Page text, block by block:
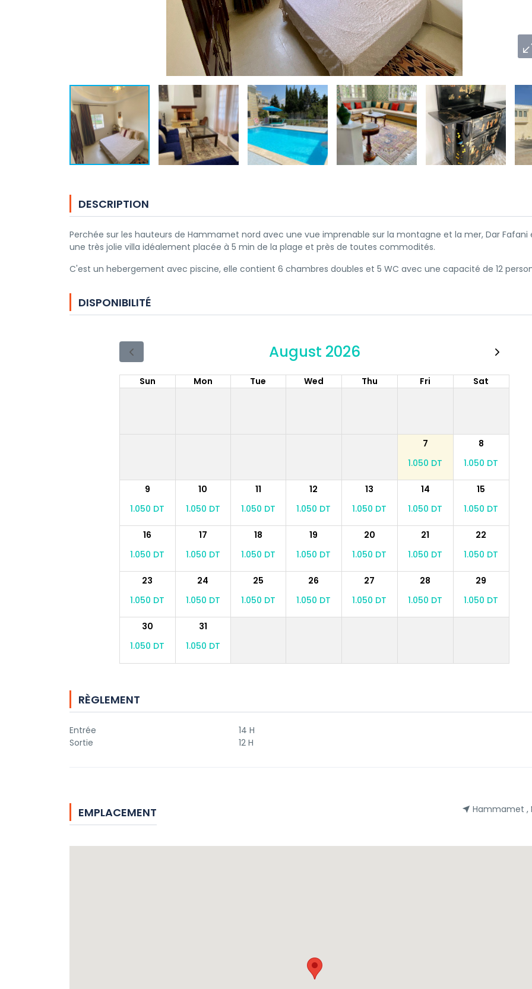
DESCRIPTION
Perchée sur les hauteurs de Hammamet nord avec une vue imprenable sur la montagne et la mer, Dar Fafani
une très jolie villa idéalement placée à 5 min de la plage et près de toutes commodités.
C'est un hebergement avec piscine, elle contient 6 chambres doubles et 5 WC avec une capacité de 12
DISPONIBILITÉ
August 2026
Sun Mon Tue Wed Thu Fri Sat
7
8
1.050 DT
1.050 DT
9 10 11 12 13 14
15
1.050 DT
1.050 DT 1.050 DT 1.050 DT 1.050 DT 1.050 DT 1.050 DT
16 17 18 19 20 21
22
1.050 DT
1.050 DT 1.050 DT 1.050 DT 1.050 DT 1.050 DT 1.050 DT
23 24 25 26 27 28
29
1.050 DT
1.050 DT 1.050 DT 1.050 DT 1.050 DT 1.050 DT 1.050 DT
30
31
1.050 DT
1.050 DT
RÈGLEMENT
Entrée
14 H
Sortie
12 H
EMPLACEMENT Hammamet ,